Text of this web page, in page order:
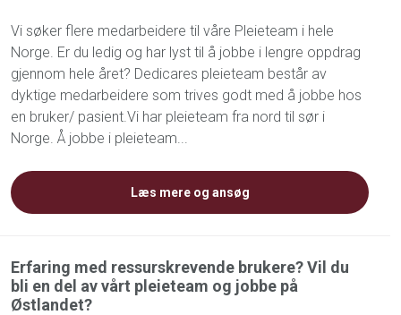
Vi søker flere medarbeidere til våre Pleieteam i hele
Norge. Er du ledig og har lyst til å jobbe i lengre oppdrag
gjennom hele året? Dedicares pleieteam består av
dyktige medarbeidere som trives godt med å jobbe hos
en bruker/ pasient.Vi har pleieteam fra nord til sør i
Norge. Å jobbe i pleieteam...
Læs mere og ansøg
Erfaring med ressurskrevende brukere? Vil du
bli en del av vårt pleieteam og jobbe på
Østlandet?